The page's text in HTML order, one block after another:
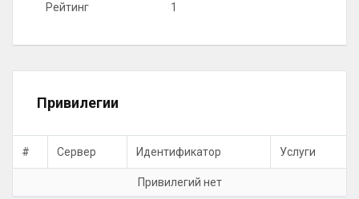
Рейтинг 1
Привилегии
# Сервер Идентификатор Услуги
Привилегий нет